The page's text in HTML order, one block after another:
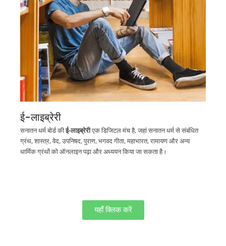
ई-लाइब्रेरी
सनातन धर्म बोर्ड कीई-लाइब्रेरीएक डिजिटल मंच है, जहां सनातन धर्म से संबंधित
ग्रंथ, शास्त्र, वेद, उपनिषद, पुराण, भगवद गीता, महाभारत, रामायण और अन्य
धार्मिक ग्रंथों को ऑनलाइन पढ़ा और अध्ययन किया जा सकता है।
यहाँ क्लिक करें